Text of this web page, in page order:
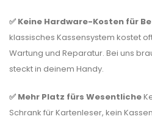
✅ Keine Hardware-Kosten für
klassisches Kassensystem kostet
Wartung und Reparatur. Bei uns
steckt in deinem Handy.
✅ Mehr Platz fürs Wesentliche
Schrank für Kartenleser, kein